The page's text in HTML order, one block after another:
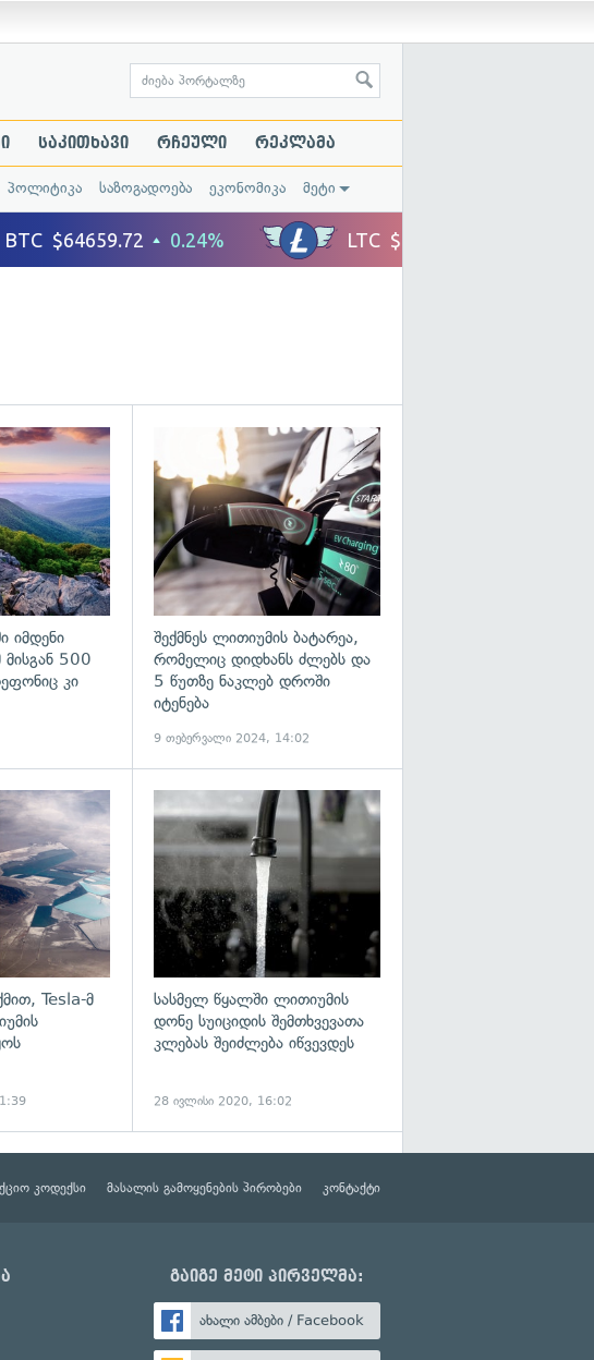
საკითხავი რჩეული რეკლამა
პოლიტიკა საზოგადოება ეკონომიკა მეტი
იმდენი
500
კი
შექმნეს ლითიუმის ბატარეა,
რომელიც დიდხანს ძლებს და
5 წუთზე ნაკლებ დროში
იტენება
9 თებერვალი 2024, 14:02
გადახედვა
Tesla-მ
სასმელ წყალში ლითიუმის
დონე სუიციდის შემთხვევათა
კლებას შეიძლება იწვევდეს
28 ივლისი 2020, 16:02
კოდექსი მასალის გამოყენების პირობები კონტაქტი
გაიგე მეტი პირველმა:
ახალი ამბები / Facebook